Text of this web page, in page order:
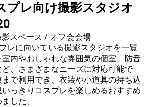
プレ向け撮影スタジオ
スペース / オフ会会場
レに向いている撮影スタジオを一覧
内やおしゃれな雰囲気の個室、防音
、さまざまなニーズに対応可能で
で利用でき、衣装や小道具の持ち込
っきりコスプレを楽しめるおすすめ
した。